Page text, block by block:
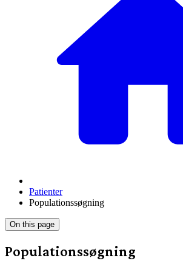
Patienter
Populationssøgning
On this page
Populationssøgning